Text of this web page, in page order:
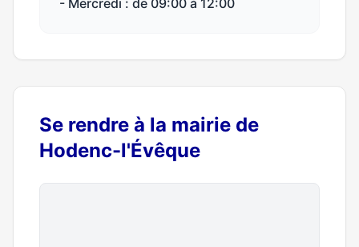
- Mercredi : de 09:00 à 12:00
Se rendre à la mairie de
Hodenc-l'Évêque